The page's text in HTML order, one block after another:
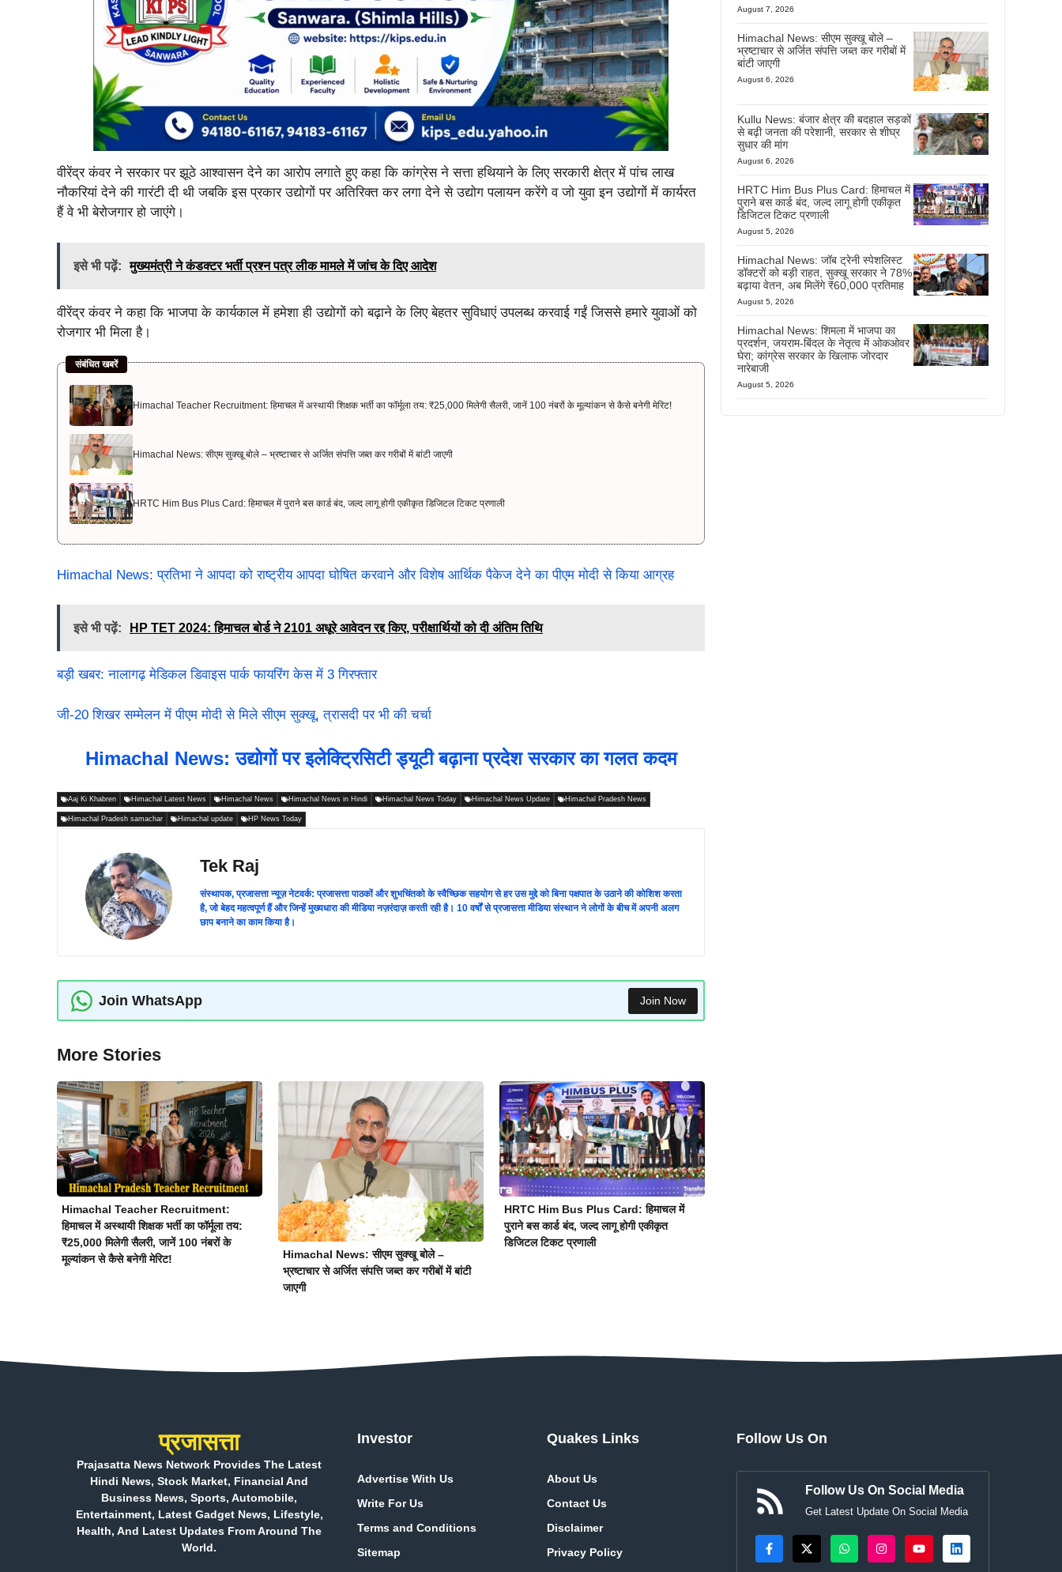
वीरेंद्र कंवर ने सरकार पर झूठे आश्वासन देने का आरोप लगाते हुए कहा कि कांग्रेस ने सत्ता हथियाने के लिए सरकारी क्षेत्र में पांच लाख
नौकरियां देने की गारंटी दी थी जबकि इस प्रकार उद्योगों पर अतिरिक्त कर लगा देने से उद्योग पलायन करेंगे व जो युवा इन उद्योगों में कार्यरत
हैं वे भी बेरोजगार हो जाएंगे।
इसे भी पढ़ें: मुख्यमंत्री ने कंडक्टर भर्ती प्रश्न पत्र लीक मामले में जांच के दिए आदेश
वीरेंद्र कंवर ने कहा कि भाजपा के कार्यकाल में हमेशा ही उद्योगों को बढ़ाने के लिए बेहतर सुविधाएं उपलब्ध करवाई गईं जिससे हमारे युवाओं को
रोजगार भी मिला है।
संबंधित खबरें
Himachal Teacher Recruitment: हिमाचल में अस्थायी शिक्षक भर्ती का फॉर्मूला तय: ₹25,000 मिलेगी सैलरी, जानें 100 नंबरों के मूल्यांकन से कैसे बनेगी मेरिट!
Himachal News: सीएम सुक्खू बोले – भ्रष्टाचार से अर्जित संपत्ति जब्त कर गरीबों में बांटी जाएगी
HRTC Him Bus Plus Card: हिमाचल में पुराने बस कार्ड बंद, जल्द लागू होगी एकीकृत डिजिटल टिकट प्रणाली
Himachal News: प्रतिभा ने आपदा को राष्ट्रीय आपदा घोषित करवाने और विशेष आर्थिक पैकेज देने का पीएम मोदी से किया आग्रह
इसे भी पढ़ें: HP TET 2024: हिमाचल बोर्ड ने 2101 अधूरे आवेदन रद्द किए, परीक्षार्थियों को दी अंतिम तिथि
बड़ी खबर: नालागढ़ मेडिकल डिवाइस पार्क फायरिंग केस में 3 गिरफ्तार
जी-20 शिखर सम्मेलन में पीएम मोदी से मिले सीएम सुक्खू, त्रासदी पर भी की चर्चा
Himachal News: उद्योगों पर इलेक्ट्रिसिटी ड्यूटी बढ़ाना प्रदेश सरकार का गलत कदम
Aaj Ki Khabren Himachal Latest News Himachal News Himachal News in Hindi Himachal News Today Himachal News Update Himachal Pradesh News
Himachal Pradesh samachar Himachal update HP News Today
Tek Raj
संस्थापक, प्रजासत्ता न्यूज़ नेटवर्क: प्रजासत्ता पाठकों और शुभचिंतको के स्वैच्छिक सहयोग से हर उस मुद्दे को बिना पक्षपात के उठाने की कोशिश करता
है, जो बेहद महत्वपूर्ण हैं और जिन्हें मुख्यधारा की मीडिया नज़रंदाज़ करती रही है। 10 वर्षों से प्रजासत्ता मीडिया संस्थान ने लोगों के बीच में अपनी अलग
छाप बनाने का काम किया है।
Join WhatsApp Join Now
More Stories
Himachal Teacher Recruitment:
हिमाचल में अस्थायी शिक्षक भर्ती का फॉर्मूला तय:
₹25,000 मिलेगी सैलरी, जानें 100 नंबरों के
मूल्यांकन से कैसे बनेगी मेरिट!
Himachal News: सीएम सुक्खू बोले –
भ्रष्टाचार से अर्जित संपत्ति जब्त कर गरीबों में बांटी
जाएगी
HRTC Him Bus Plus Card: हिमाचल में
पुराने बस कार्ड बंद, जल्द लागू होगी एकीकृत
डिजिटल टिकट प्रणाली
August 7, 2026
Himachal News: सीएम सुक्खू बोले –
भ्रष्टाचार से अर्जित संपत्ति जब्त कर गरीबों में
बांटी जाएगी
August 6, 2026
Kullu News: बंजार क्षेत्र की बदहाल सड़कों
से बढ़ी जनता की परेशानी, सरकार से शीघ्र
सुधार की मांग
August 6, 2026
HRTC Him Bus Plus Card: हिमाचल में
पुराने बस कार्ड बंद, जल्द लागू होगी एकीकृत
डिजिटल टिकट प्रणाली
August 5, 2026
Himachal News: जॉब ट्रेनी स्पेशलिस्ट
डॉक्टरों को बड़ी राहत, सुक्खू सरकार ने 78%
बढ़ाया वेतन, अब मिलेंगे ₹60,000 प्रतिमाह
August 5, 2026
Himachal News: शिमला में भाजपा का
प्रदर्शन, जयराम-बिंदल के नेतृत्व में ओकओवर
घेरा; कांग्रेस सरकार के खिलाफ जोरदार
नारेबाजी
August 5, 2026
प्रजासत्ता
Prajasatta News Network Provides The Latest
Hindi News, Stock Market, Financial And
Business News, Sports, Automobile,
Entertainment, Latest Gadget News, Lifestyle,
Health, And Latest Updates From Around The
World.
Investor
Advertise With Us
Write For Us
Terms and Conditions
Sitemap
Quakes Links
About Us
Contact Us
Disclaimer
Privacy Policy
Follow Us On
Follow Us On Social Media
Get Latest Update On Social Media